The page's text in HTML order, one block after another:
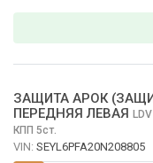
ЗАЩИТА АРОК
ПЕРЕДНЯЯ ЛЕВАЯ
КПП 5ст.
VIN: SEYL6PFA20N208805